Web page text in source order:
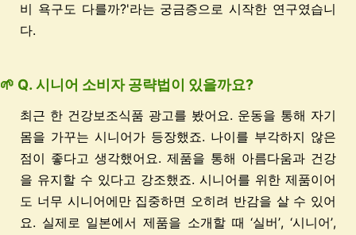
비 욕구도 다를까?'라는 궁금증으로 시작한 연구였습니
다.
🌱 Q. 시니어 소비자 공략법이 있을까요?
최근 한 건강보조식품 광고를 봤어요. 운동을 통해 자기
몸을 가꾸는 시니어가 등장했죠. 나이를 부각하지 않은
점이 좋다고 생각했어요. 제품을 통해 아름다움과 건강
을 유지할 수 있다고 강조했죠. 시니어를 위한 제품이어
도 너무 시니어에만 집중하면 오히려 반감을 살 수 있어
요. 실제로 일본에서 제품을 소개할 때 ‘실버’, ‘시니어’,